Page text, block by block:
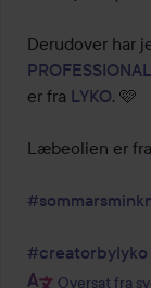
Derudover har
er fra LYKO. 🩷
Læbeolien er fra
#creatorbylyko
Oversat fra